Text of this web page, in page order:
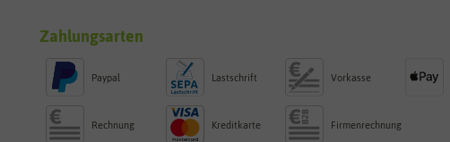
Zahlungsarten
Paypal Lastschrift Vorkasse
Rechnung Kreditkarte Firmenrechnung